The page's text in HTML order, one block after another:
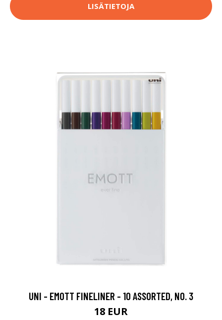
LISÄTIETOJA
UNI - EMOTT FINELINER - 10 ASSORTED, NO. 3
18 EUR